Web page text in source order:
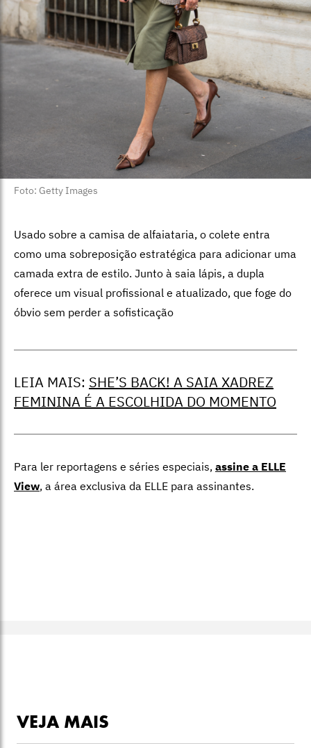
Foto: Getty Images
Usado sobre a camisa de alfaiataria, o colete entra
como uma sobreposição estratégica para adicionar uma
camada extra de estilo. Junto à saia lápis, a dupla
oferece um visual profissional e atualizado, que foge do
óbvio sem perder a sofisticação
LEIA MAIS: SHE’S BACK! A SAIA XADREZ
FEMININA É A ESCOLHIDA DO MOMENTO
Para ler reportagens e séries especiais, assine a ELLE
View, a área exclusiva da ELLE para assinantes.
VEJA MAIS